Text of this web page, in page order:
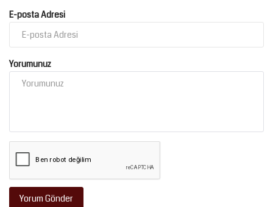
E-posta Adresi
Yorumunuz
Yorum Gönder